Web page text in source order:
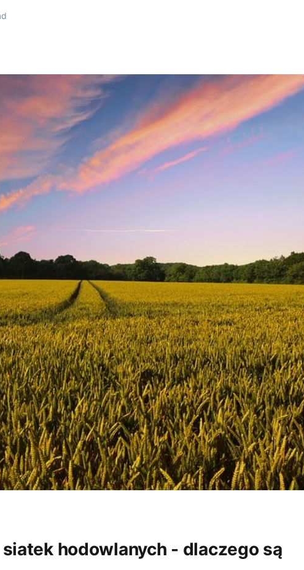
hodowlanych - dlaczego są